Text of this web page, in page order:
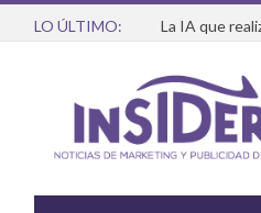
LO ÚLTIMO: